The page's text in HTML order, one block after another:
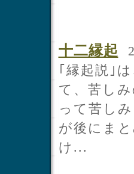
十二縁起
｢縁起説｣
て、苦し
って苦し
が後にま
け...